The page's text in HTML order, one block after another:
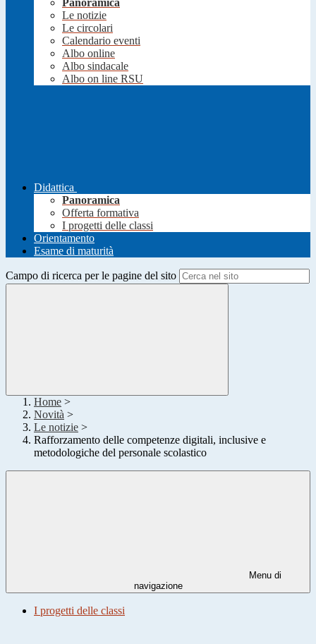
Panoramica
Le notizie
Le circolari
Calendario eventi
Albo online
Albo sindacale
Albo on line RSU
Didattica
Panoramica
Offerta formativa
I progetti delle classi
Orientamento
Esame di maturità
Campo di ricerca per le pagine del sito
Home >
Novità >
Le notizie >
Rafforzamento delle competenze digitali, inclusive e
metodologiche del personale scolastico
Menu di
navigazione
I progetti delle classi